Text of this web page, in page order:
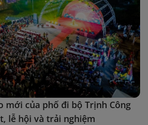
mới của phố đi bộ Trịnh Công
lễ hội và trải nghiệm